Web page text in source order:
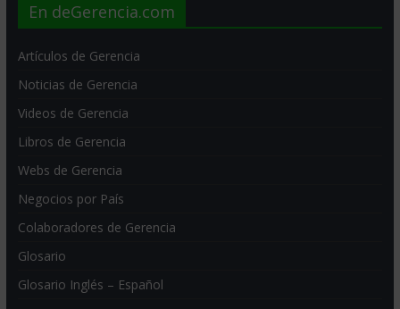
En deGerencia.com
Artículos de Gerencia
Noticias de Gerencia
Videos de Gerencia
Libros de Gerencia
Webs de Gerencia
Negocios por País
Colaboradores de Gerencia
Glosario
Glosario Inglés – Español